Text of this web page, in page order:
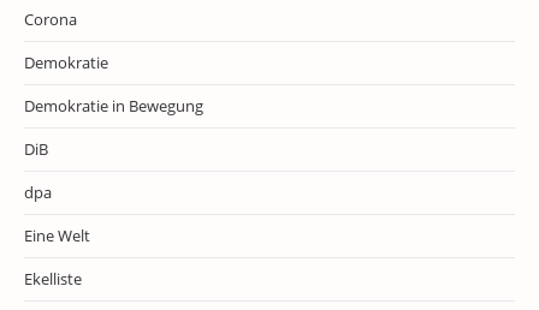
Corona
Demokratie
Demokratie in Bewegung
DiB
dpa
Eine Welt
Ekelliste